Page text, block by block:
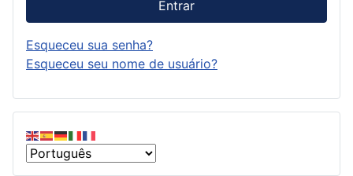
Entrar
Esqueceu sua senha?
Esqueceu seu nome de usuário?